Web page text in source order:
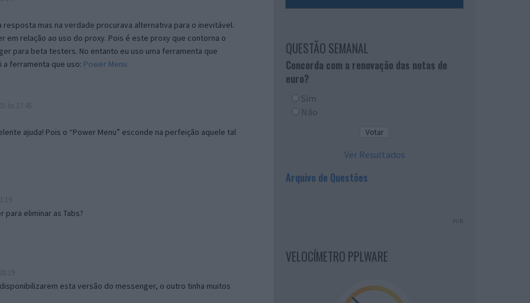
mas na verdade procurava alternativa para o inevitável.
em relação ao uso do proxy. Pois é este proxy que contorna o
para beta testers. No entanto eu uso uma ferramenta que
ferramenta que uso: Power Menu
ajuda! Pois o “Power Menu” esconde na perfeição aquele tal
para eliminar as Tabs?
esta versão do messenger, o outro tinha muitos
QUESTÃO SEMANAL
Concorda com a renovação das notas de
euro?
Sim
Não
Ver Resultados
Arquivo de Questões
PUB
VELOCÍMETRO PPLWARE